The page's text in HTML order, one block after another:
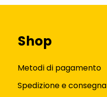
Shop
Metodi di pagamento
Spedizione e consegna